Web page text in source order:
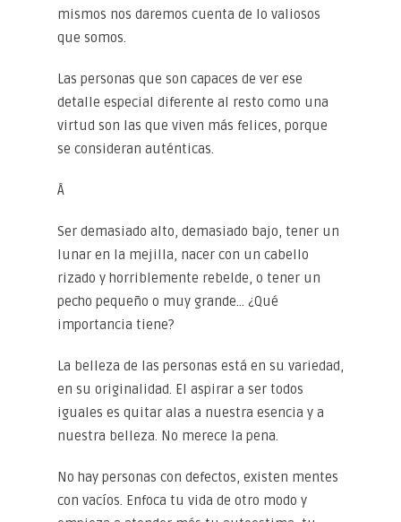
mismos nos daremos cuenta de lo valiosos
que somos.
Las personas que son capaces de ver ese
detalle especial diferente al resto como una
virtud son las que viven más felices, porque
se consideran auténticas.
Â
Ser demasiado alto, demasiado bajo, tener un
lunar en la mejilla, nacer con un cabello
rizado y horriblemente rebelde, o tener un
pecho pequeño o muy grande… ¿Qué
importancia tiene?
La belleza de las personas está en su variedad,
en su originalidad. El aspirar a ser todos
iguales es quitar alas a nuestra esencia y a
nuestra belleza. No merece la pena.
No hay personas con defectos, existen mentes
con vacíos. Enfoca tu vida de otro modo y